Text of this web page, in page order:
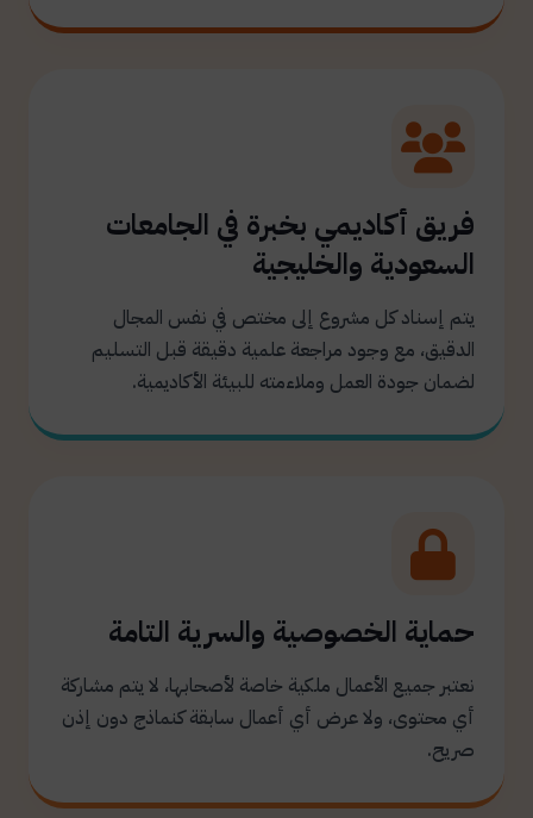
فريق أكاديمي بخبرة في الجامعات
السعودية والخليجية
يتم إسناد كل مشروع إلى مختص في نفس المجال
الدقيق، مع وجود مراجعة علمية دقيقة قبل التسليم
لضمان جودة العمل وملاءمته للبيئة الأكاديمية.
حماية الخصوصية والسرية التامة
نعتبر جميع الأعمال ملكية خاصة لأصحابها، لا يتم مشاركة
أي محتوى، ولا عرض أي أعمال سابقة كنماذج دون إذن
صريح.